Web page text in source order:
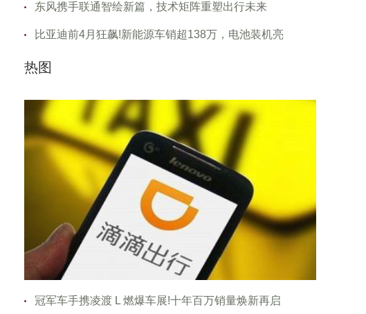
东风携手联通智绘新篇，技术矩阵重塑出行未来
比亚迪前4月狂飙!新能源车销超138万，电池装机亮
热图
冠军车手携凌渡 L 燃爆车展!十年百万销量焕新再启